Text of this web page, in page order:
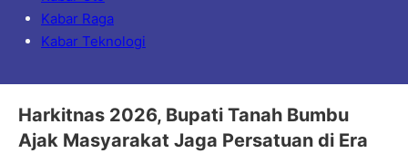
Kabar Raga
Kabar Teknologi
Harkitnas 2026, Bupati Tanah Bumbu
Ajak Masyarakat Jaga Persatuan di Era